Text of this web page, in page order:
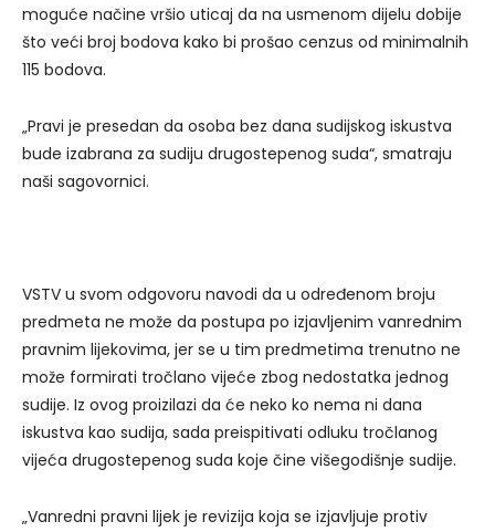
moguće načine vršio uticaj da na usmenom dijelu dobije
što veći broj bodova kako bi prošao cenzus od minimalnih
115 bodova.
„Pravi je presedan da osoba bez dana sudijskog iskustva
bude izabrana za sudiju drugostepenog suda“, smatraju
naši sagovornici.
VSTV u svom odgovoru navodi da u određenom broju
predmeta ne može da postupa po izjavljenim vanrednim
pravnim lijekovima, jer se u tim predmetima trenutno ne
može formirati tročlano vijeće zbog nedostatka jednog
sudije. Iz ovog proizilazi da će neko ko nema ni dana
iskustva kao sudija, sada preispitivati odluku tročlanog
vijeća drugostepenog suda koje čine višegodišnje sudije.
„Vanredni pravni lijek je revizija koja se izjavljuje protiv